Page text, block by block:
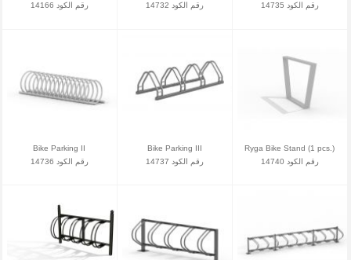
رقم الكود 14166
رقم الكود 14732
رقم الكود 14735
Bike Parking II
رقم الكود 14736
Bike Parking III
رقم الكود 14737
Ryga Bike Stand (1 pcs.)
رقم الكود 14740